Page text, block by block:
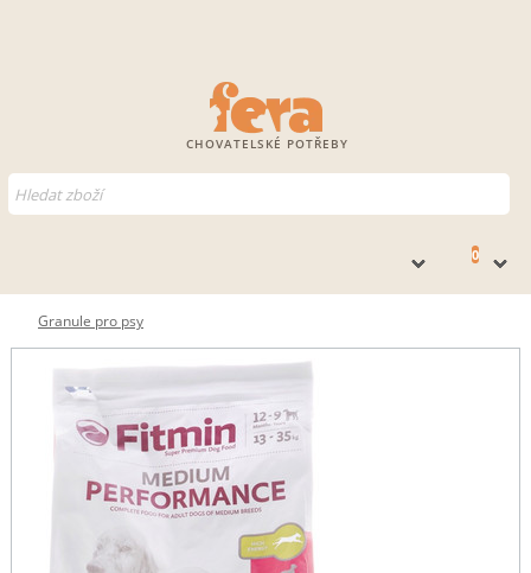
CHOVATELSKÉ POTŘEBY
0
Granule pro psy